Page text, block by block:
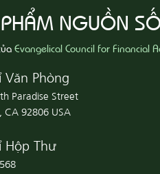
NGUỒN
Evangelical Council for Financial
Văn Phòng
Paradise Street
CA 92806 USA
Hộp Thư